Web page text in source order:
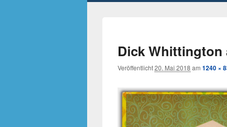
Dick Whittington
Veröffentlicht20. Mai 2018 am 1240 ×